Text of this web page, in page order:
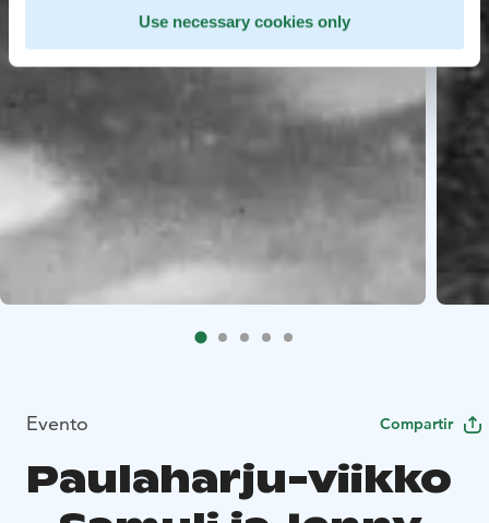
Use necessary cookies only
Evento Compartir
Paulaharju-viikko